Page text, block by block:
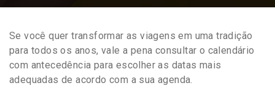
Se você quer transformar as viagens em uma tradição
para todos os anos, vale a pena consultar o calendário
com antecedência para escolher as datas mais
adequadas de acordo com a sua agenda.